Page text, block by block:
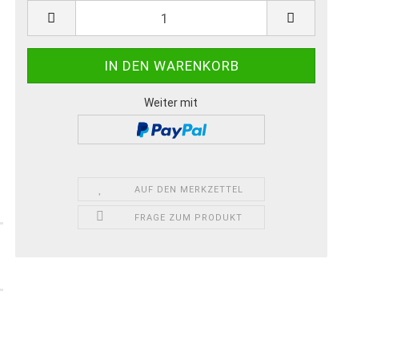
Weiter mit
AUF DEN MERKZETTEL
FRAGE ZUM PRODUKT